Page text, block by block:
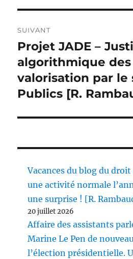
SUIVANT
Publication
suivante :
Projet JADE –
algorithmique
valorisation par le
Publics [R.
Vacances du blog du
une activité normale
une surprise ! [R.
20 juillet 2026
Affaire des assistants
Marine Le Pen de
l’élection présidentielle.